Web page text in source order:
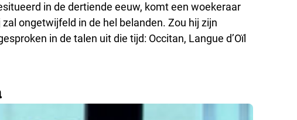
in de dertiende eeuw, komt een woekeraar
ongetwijfeld in de hel belanden. Zou hij zijn
in de talen uit die tijd: Occitan, Langue d’Oïl